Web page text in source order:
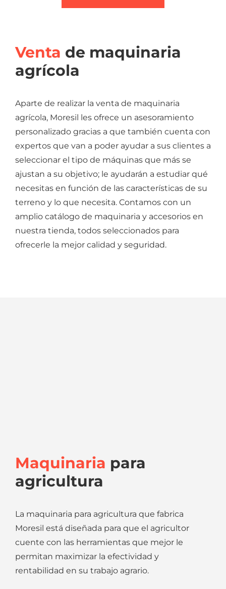
Venta de maquinaria
agrícola
Aparte de realizar la venta de maquinaria
agrícola, Moresil les ofrece un asesoramiento
personalizado gracias a que también cuenta con
expertos que van a poder ayudar a sus clientes a
seleccionar el tipo de máquinas que más se
ajustan a su objetivo; le ayudarán a estudiar qué
necesitas en función de las características de su
terreno y lo que necesita. Contamos con un
amplio catálogo de maquinaria y accesorios en
nuestra tienda, todos seleccionados para
ofrecerle la mejor calidad y seguridad.
Maquinaria para
agricultura
La maquinaria para agricultura que fabrica
Moresil está diseñada para que el agricultor
cuente con las herramientas que mejor le
permitan maximizar la efectividad y
rentabilidad en su trabajo agrario.